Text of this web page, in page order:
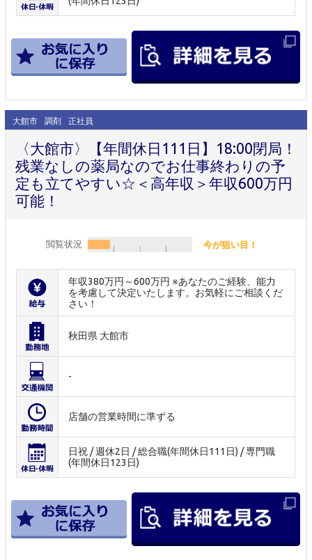
大館市 調剤 正社員
〈大館市〉【年間休日111日】18:00閉局！
残業なしの薬局なのでお仕事終わりの予
定も立てやすい☆＜高年収＞年収600万円
可能！
閲覧状況 今が狙い目！
年収380万円～600万円 ※あなたのご経験、能力
を考慮して決定いたします。お気軽にご相談くだ
さい！
秋田県 大館市
-
店舗の営業時間に準ずる
日祝 / 週休2日 / 総合職(年間休日111日) / 専門職
(年間休日123日)